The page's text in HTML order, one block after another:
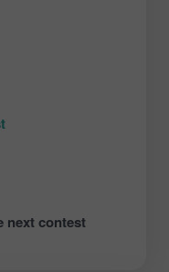
next contest